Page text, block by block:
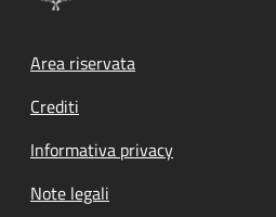
Footer menu
Area riservata
Crediti
Informativa privacy
Note legali